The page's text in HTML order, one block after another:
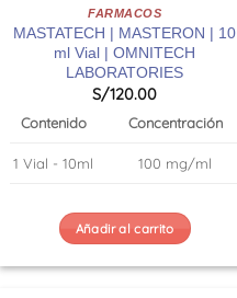
FARMACOS
MASTATECH | MASTERON | 10
ml Vial | OMNITECH
LABORATORIES
S/120.00
Contenido Concentración
1 Vial - 10ml 100 mg/ml
Añadir al carrito